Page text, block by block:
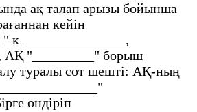
ақ талап арызы бойынша
кейін
к _______________,
АҚ "_________" борыш
туралы сот шешті: АҚ-ның
өндіріп